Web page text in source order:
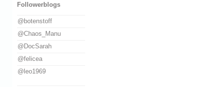
Followerblogs
@botenstoff
@Chaos_Manu
@DocSarah
@felicea
@leo1969